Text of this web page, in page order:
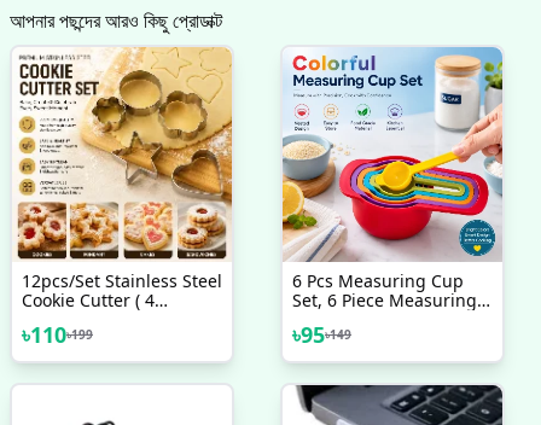
আপনার পছন্দের আরও কিছু প্রোডাক্ট
12pcs/Set Stainless Steel
Cookie Cutter ( 4
Star Shape Biscuit
Cutters For Kitchen
৳110৳199
6 Pcs Measuring Cup
Set, 6 Piece Measuring
৳95৳149